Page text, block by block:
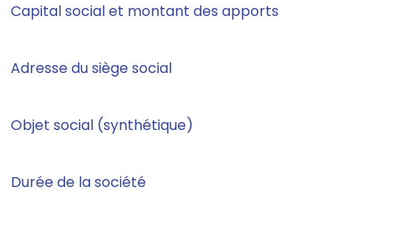
Capital social et montant des apports
Adresse du siège social
Objet social (synthétique)
Durée de la société